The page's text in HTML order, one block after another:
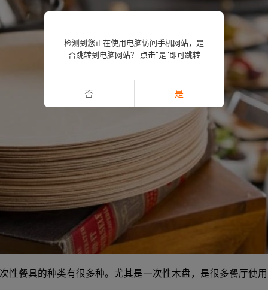
性餐具的种类有很多种。尤其是一次性木盘，是很多餐厅使
检测到您正在使用电脑访问手机网站，是
否跳转到电脑网站？ 点击“是”即可跳转
否 是